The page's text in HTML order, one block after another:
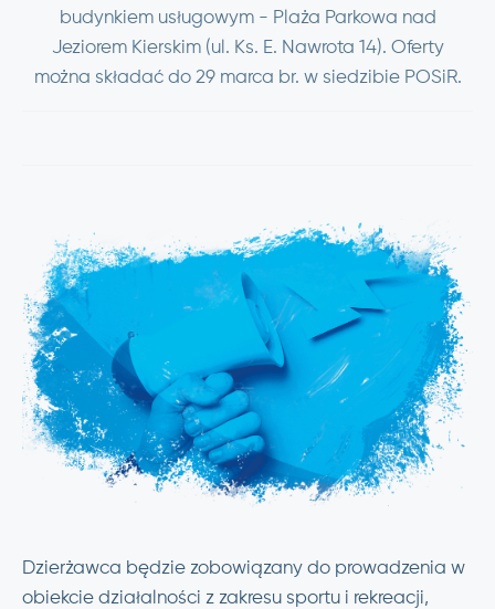
budynkiem usługowym - Plaża Parkowa nad
Jeziorem Kierskim (ul. Ks. E. Nawrota 14). Oferty
można składać do 29 marca br. w siedzibie POSiR.
Dzierżawca będzie zobowiązany do prowadzenia w
obiekcie działalności z zakresu sportu i rekreacji,